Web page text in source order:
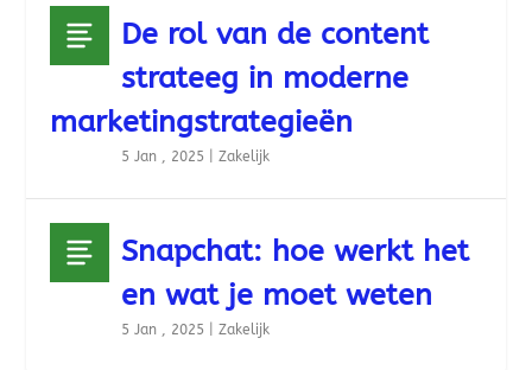
De rol van de content
strateeg in moderne
marketingstrategieën
5 Jan , 2025 |Zakelijk
Snapchat: hoe werkt het
en wat je moet weten
5 Jan , 2025 |Zakelijk